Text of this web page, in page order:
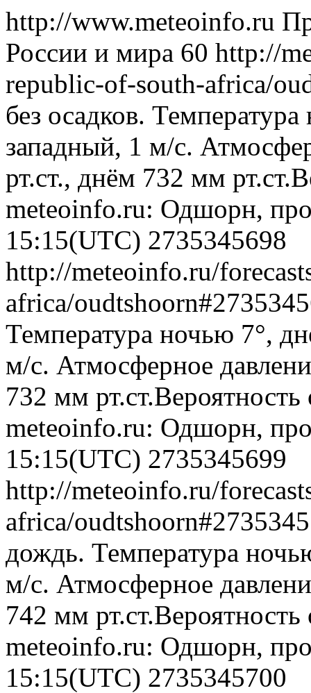
http://www.meteoinfo.ru
России и мира 60 http://
republic-of-south-africa/
без осадков.
западный, 1 м/с.
рт.ст., днём 732 мм
meteoinfo.ru: Одшорн,
15:15(UTC) 2735345698
http://meteoinfo.ru/
africa/
Температура ночью 7°,
м/с. Атмосферное
732 мм рт.ст.Вероятность
meteoinfo.ru: Одшорн,
15:15(UTC) 2735345699
http://meteoinfo.ru/
africa/
дождь. Температура
м/с. Атмосферное
742 мм рт.ст.Вероятность
meteoinfo.ru: Одшорн,
15:15(UTC) 2735345700